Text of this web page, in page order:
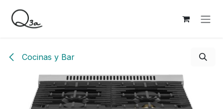
Cocinas y Bar